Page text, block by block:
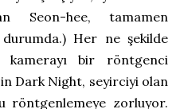
Seon-hee, tamamen
Her ne şekilde
kamerayı bir röntgenci
Dark Night, seyirciyi olan
röntgenlemeye zorluyor.